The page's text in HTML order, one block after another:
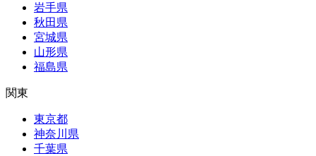
岩手県
秋田県
宮城県
山形県
福島県
関東
東京都
神奈川県
千葉県